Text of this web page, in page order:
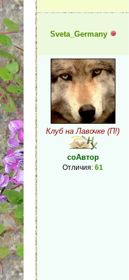
Sveta_Germany
Клуб на Лавочке (П!)
соАвтор
Отличия: 61